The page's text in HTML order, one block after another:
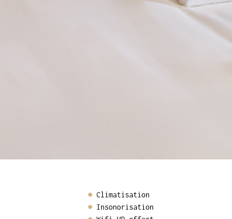
Climatisation
Insonorisation